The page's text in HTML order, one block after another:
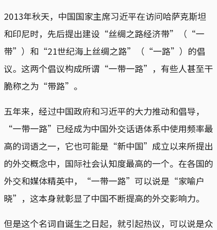
2013年秋天，中国国家主席习近平在访问哈萨克斯坦
和印尼时，先后提出建设“丝绸之路经济带”（“一
带”）和“21世纪海上丝绸之路”（“一路”）的倡
议。这两个倡议构成所谓“一带一路”，有些人甚至干
脆称之为“带路”。
五年来，经过中国政府和习近平的大力推动和倡导，
“一带一路”已经成为中国外交话语体系中使用频率最
高的词语之一，它也可能是“新中国”成立以来所提出
的外交概念中，国际社会认知度最高的一个。在各国的
外交和媒体精英中，“一带一路”可以说是“家喻户
晓”，这本身就彰显了中国不断提高的外交影响力。
但是这个名词自诞生之日起，就引起热议，可以说是众